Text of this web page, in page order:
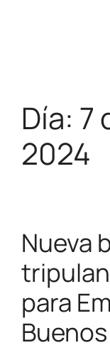
Día: 7
2024
Nueva
para